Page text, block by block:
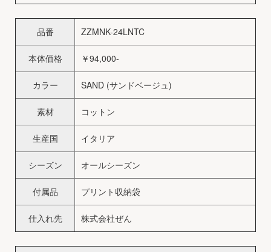
品番 ZZMNK-24LNTC
本体価格 ￥94,000-
カラー SAND (サンドベージュ)
素材 コットン
生産国 イタリア
シーズン オールシーズン
付属品 プリント収納袋
仕入れ先 株式会社ぜん